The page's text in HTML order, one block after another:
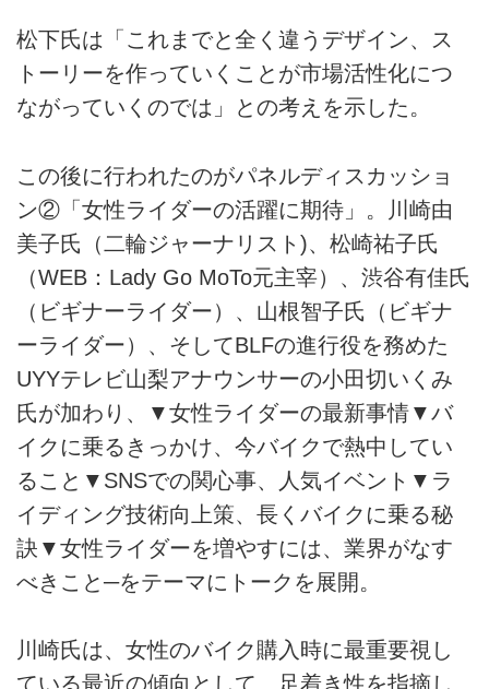
松下氏は「これまでと全く違うデザイン、ス
トーリーを作っていくことが市場活性化につ
ながっていくのでは」との考えを示した。
この後に行われたのがパネルディスカッショ
ン②「女性ライダーの活躍に期待」。川崎由
美子氏（二輪ジャーナリスト)、松崎祐子氏
（WEB：Lady Go MoTo元主宰）、渋谷有佳氏
（ビギナーライダー）、山根智子氏（ビギナ
ーライダー）、そしてBLFの進行役を務めた
UYYテレビ山梨アナウンサーの小田切いくみ
氏が加わり、▼女性ライダーの最新事情▼バ
イクに乗るきっかけ、今バイクで熱中してい
ること▼SNSでの関心事、人気イベント▼ラ
イディング技術向上策、長くバイクに乗る秘
訣▼女性ライダーを増やすには、業界がなす
べきこと─をテーマにトークを展開。
川崎氏は、女性のバイク購入時に最重要視し
ている最近の傾向として、足着き性を指摘し